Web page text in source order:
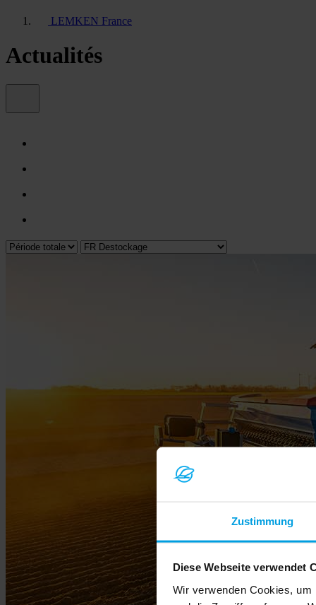
Zustimmung
Diese Webseite verwendet
Wir verwenden Cookies,
LEMKEN France
Actualités